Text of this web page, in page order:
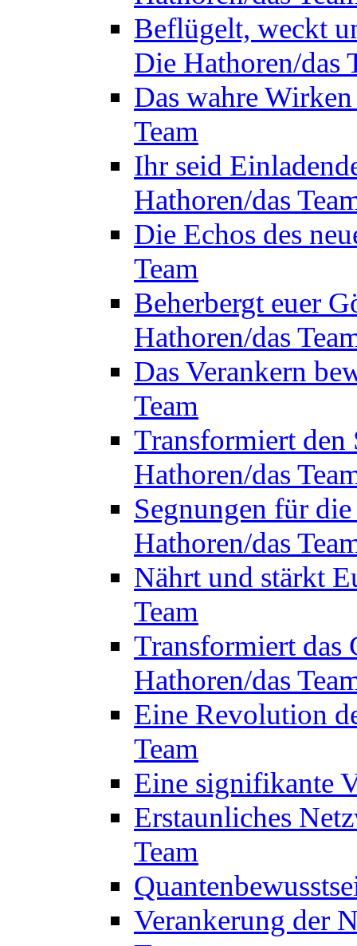
Beflügelt, weckt
Die Hathoren/das
Das wahre
Team
Ihr seid
Hathoren/das
Die Echos des
Team
Beherbergt euer
Hathoren/das
Das Verankern
Team
Transformiert
Hathoren/das
Segnungen für
Hathoren/das
Nährt und stärkt
Team
Transformiert das
Hathoren/das
Eine Revolution
Team
Eine signifikante
Erstaunliches
Team
Verankerung der